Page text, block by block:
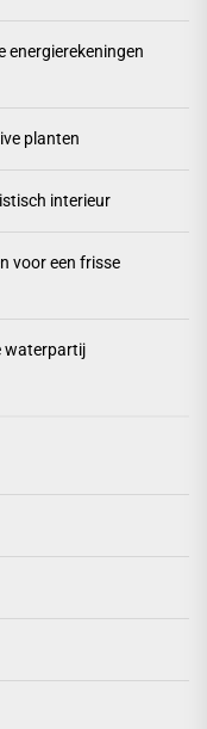
energierekeningen
planten
interieur
voor een frisse
waterpartij